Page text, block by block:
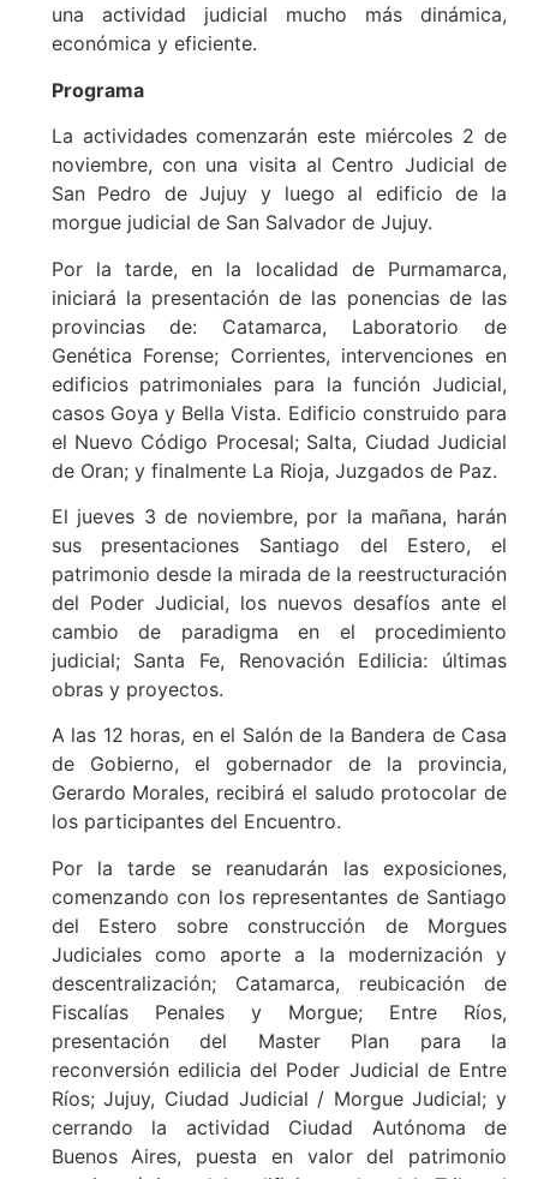
una actividad judicial mucho más dinámica,
económica y eficiente.
Programa
La actividades comenzarán este miércoles 2 de
noviembre, con una visita al Centro Judicial de
San Pedro de Jujuy y luego al edificio de la
morgue judicial de San Salvador de Jujuy.
Por la tarde, en la localidad de Purmamarca,
iniciará la presentación de las ponencias de las
provincias de: Catamarca, Laboratorio de
Genética Forense; Corrientes, intervenciones en
edificios patrimoniales para la función Judicial,
casos Goya y Bella Vista. Edificio construido para
el Nuevo Código Procesal; Salta, Ciudad Judicial
de Oran; y finalmente La Rioja, Juzgados de Paz.
El jueves 3 de noviembre, por la mañana, harán
sus presentaciones Santiago del Estero, el
patrimonio desde la mirada de la reestructuración
del Poder Judicial, los nuevos desafíos ante el
cambio de paradigma en el procedimiento
judicial; Santa Fe, Renovación Edilicia: últimas
obras y proyectos.
A las 12 horas, en el Salón de la Bandera de Casa
de Gobierno, el gobernador de la provincia,
Gerardo Morales, recibirá el saludo protocolar de
los participantes del Encuentro.
Por la tarde se reanudarán las exposiciones,
comenzando con los representantes de Santiago
del Estero sobre construcción de Morgues
Judiciales como aporte a la modernización y
descentralización; Catamarca, reubicación de
Fiscalías Penales y Morgue; Entre Ríos,
presentación del Master Plan para la
reconversión edilicia del Poder Judicial de Entre
Ríos; Jujuy, Ciudad Judicial / Morgue Judicial; y
cerrando la actividad Ciudad Autónoma de
Buenos Aires, puesta en valor del patrimonio